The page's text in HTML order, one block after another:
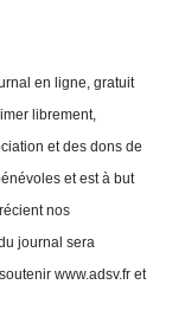
en ligne, gratuit
librement,
et des dons de
et est à but
nos
journal sera
www.adsv.fr et